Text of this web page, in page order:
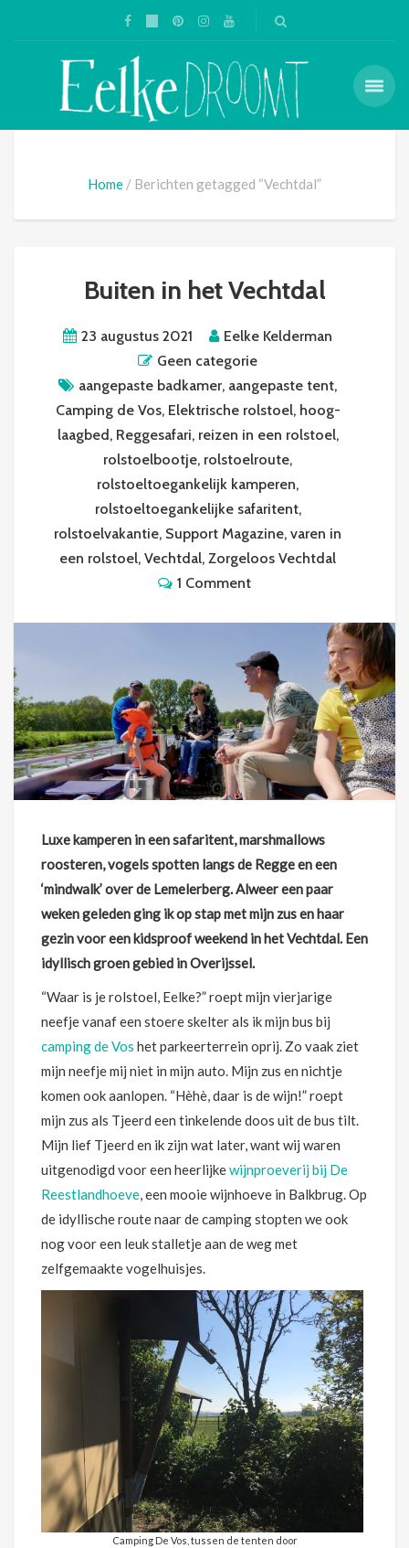
Home Berichten getagged “Vechtdal”
Buiten in het Vechtdal
23 augustus 2021
Eelke Kelderman
Geen categorie
aangepaste badkamer, aangepaste tent,
Camping de Vos, Elektrische rolstoel, hoog-
laagbed, Reggesafari, reizen in een rolstoel,
rolstoelbootje, rolstoelroute,
rolstoeltoegankelijk kamperen,
rolstoeltoegankelijke safaritent,
rolstoelvakantie, Support Magazine, varen in
een rolstoel, Vechtdal, Zorgeloos Vechtdal
1 Comment
Luxe kamperen in een safaritent, marshmallows
roosteren, vogels spotten langs de Regge en een
‘mindwalk’ over de Lemelerberg. Alweer een paar
weken geleden ging ik op stap met mijn zus en haar
gezin voor een kidsproof weekend in het Vechtdal. Een
idyllisch groen gebied in Overijssel.
“Waar is je rolstoel, Eelke?” roept mijn vierjarige
neefje vanaf een stoere skelter als ik mijn bus bij
camping de Vos het parkeerterrein oprij. Zo vaak ziet
mijn neefje mij niet in mijn auto. Mijn zus en nichtje
komen ook aanlopen. “Hèhè, daar is de wijn!” roept
mijn zus als Tjeerd een tinkelende doos uit de bus tilt.
Mijn lief Tjeerd en ik zijn wat later, want wij waren
uitgenodigd voor een heerlijkewijnproeverij bij De
Reestlandhoeve, een mooie wijnhoeve in Balkbrug. Op
de idyllische route naar de camping stopten we ook
nog voor een leuk stalletje aan de weg met
zelfgemaakte vogelhuisjes.
Camping De Vos, tussen de tenten door